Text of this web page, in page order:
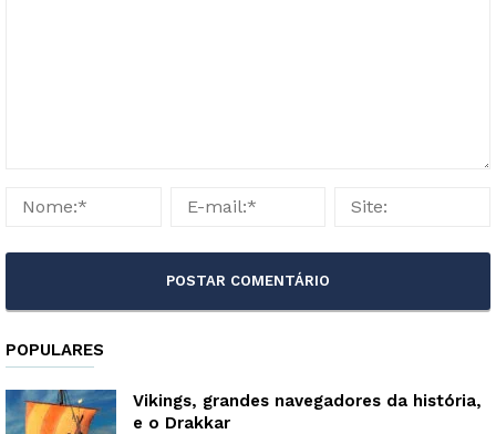
POPULARES
Vikings, grandes navegadores da história,
e o Drakkar